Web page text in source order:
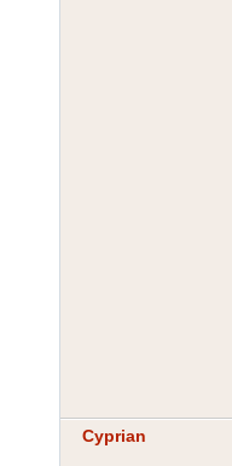
Cyprian